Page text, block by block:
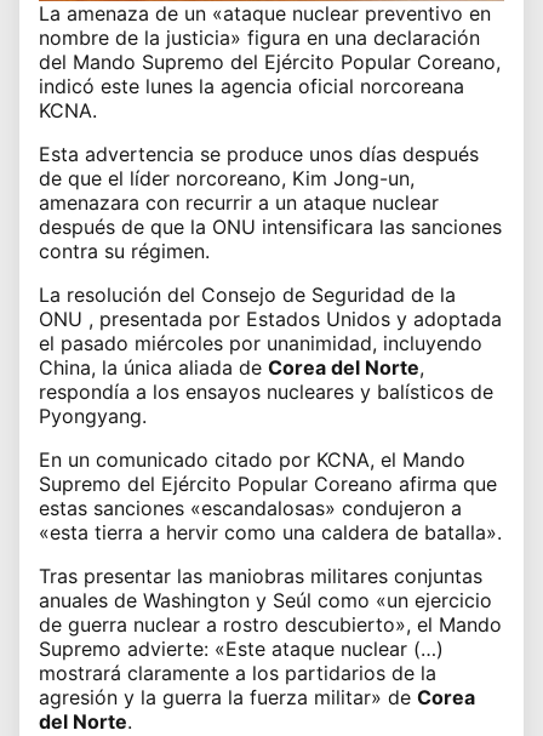
La amenaza de un «ataque nuclear preventivo en
nombre de la justicia» figura en una declaración
del Mando Supremo del Ejército Popular Coreano,
indicó este lunes la agencia oficial norcoreana
KCNA.
Esta advertencia se produce unos días después
de que el líder norcoreano, Kim Jong-un,
amenazara con recurrir a un ataque nuclear
después de que la ONU intensificara las sanciones
contra su régimen.
La resolución del Consejo de Seguridad de la
ONU , presentada por Estados Unidos y adoptada
el pasado miércoles por unanimidad, incluyendo
China, la única aliada de Corea del Norte,
respondía a los ensayos nucleares y balísticos de
Pyongyang.
En un comunicado citado por KCNA, el Mando
Supremo del Ejército Popular Coreano afirma que
estas sanciones «escandalosas» condujeron a
«esta tierra a hervir como una caldera de batalla».
Tras presentar las maniobras militares conjuntas
anuales de Washington y Seúl como «un ejercicio
de guerra nuclear a rostro descubierto», el Mando
Supremo advierte: «Este ataque nuclear (…)
mostrará claramente a los partidarios de la
agresión y la guerra la fuerza militar» de Corea
del Norte.